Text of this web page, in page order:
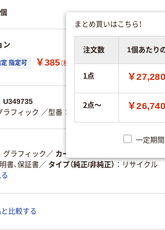
ン
指定可 ￥385（税込） 置き場所指定 利用可
U349735
ラフィック ／型番：PR-L8600-12タイプ ／JAN
グラフィック ／ カートリッジ容量
書、保証書／ タイプ（純正/非純正）
リサイクル
比較する
まとめ買いはこちら！
注文数 1個あたり
1点 ￥27,280
2点～ ￥26,740
一定期